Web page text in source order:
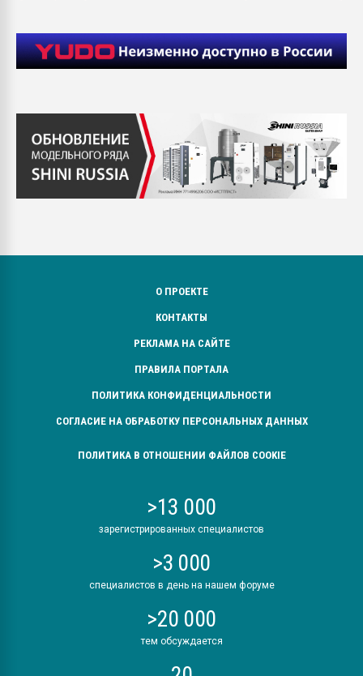
О ПРОЕКТЕ
КОНТАКТЫ
РЕКЛАМА НА САЙТЕ
ПРАВИЛА ПОРТАЛА
ПОЛИТИКА КОНФИДЕНЦИАЛЬНОСТИ
СОГЛАСИЕ НА ОБРАБОТКУ ПЕРСОНАЛЬНЫХ ДАННЫХ
ПОЛИТИКА В ОТНОШЕНИИ ФАЙЛОВ COOKIE
>13 000
зарегистрированных специалистов
>3 000
специалистов в день на нашем форуме
>20 000
тем обсуждается